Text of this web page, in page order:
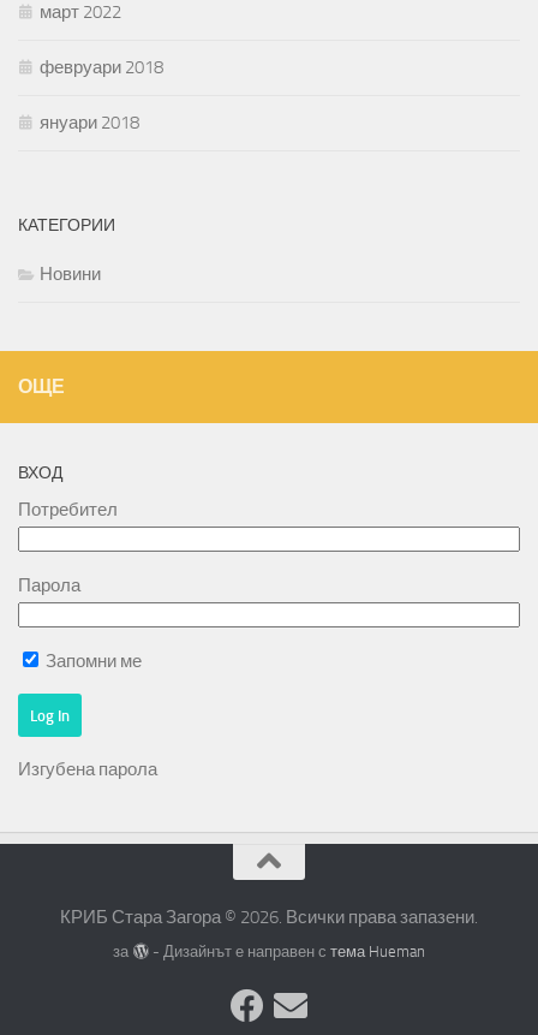
март 2022
февруари 2018
януари 2018
КАТЕГОРИИ
Новини
ОЩЕ
ВХОД
Потребител
Парола
Запомни ме
Изгубена парола
КРИБ Стара Загора © 2026. Всички права запазени.
за - Дизайнът е направен с тема Hueman